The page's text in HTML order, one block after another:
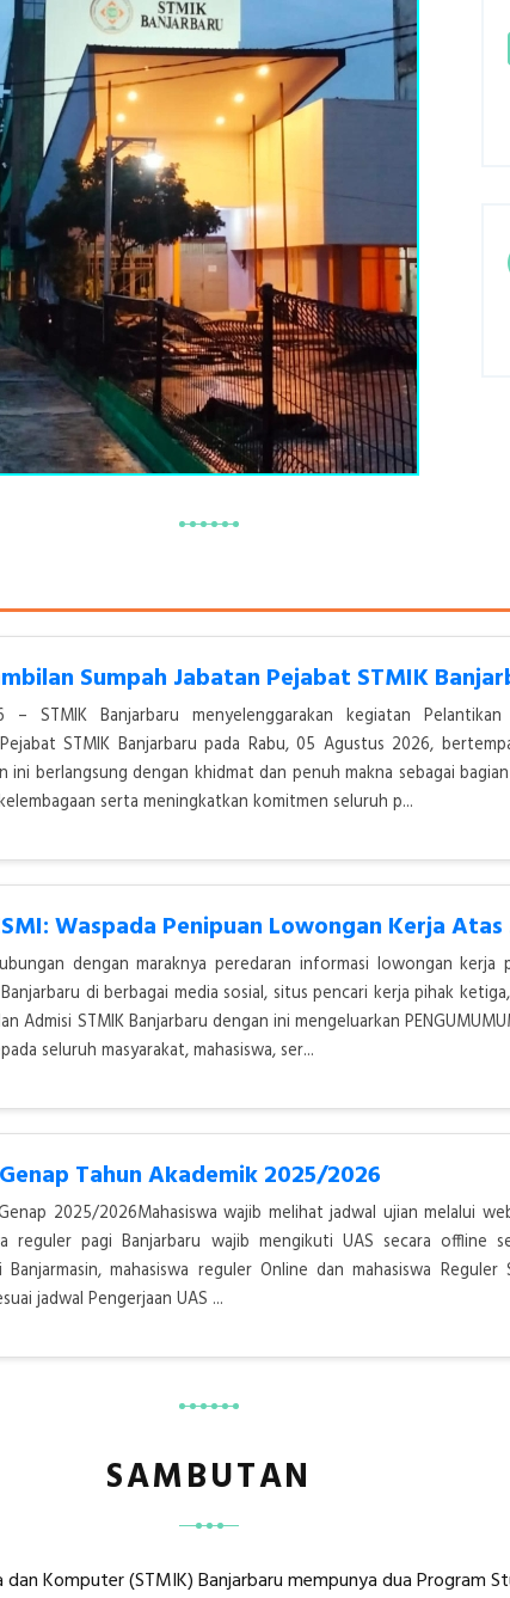
STMIK Banjarbaru menyelenggarakan kegiatan
STMIK Banjarbaru pada Rabu, 05 Agustus 2026,
ini berlangsung dengan khidmat dan penuh makna sebagai
serta meningkatkan komitmen seluruh p...
dengan maraknya peredaran informasi lowongan kerja
di berbagai media sosial, situs pencari kerja pihak
Admisi STMIK Banjarbaru dengan ini mengeluarkan
seluruh masyarakat, mahasiswa, ser...
Tahun Akademik 2025/2026
2025/2026Mahasiswa wajib melihat jadwal ujian melalui
reguler pagi Banjarbaru wajib mengikuti UAS secara offline
mahasiswa reguler Online dan mahasiswa Reguler
jadwal Pengerjaan UAS ...
SAMBUTAN
Komputer (STMIK) Banjarbaru mempunya dua Program